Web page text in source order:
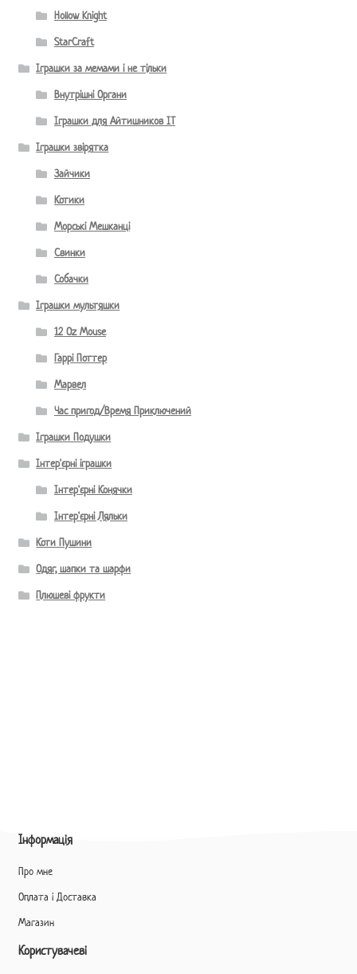
Hollow Knight
StarCraft
Іграшки за мемами і не тільки
Внутрішні Органи
Іграшки для Айтишников IT
Іграшки звірятка
Зайчики
Котики
Морські Мешканці
Свинки
Собачки
Іграшки мультяшки
12 Oz Mouse
Гаррі Поттер
Марвел
Час пригод/Время Приключений
Іграшки Подушки
Інтер'єрні іграшки
Інтер'єрні Конячки
Інтер'єрні Ляльки
Коти Пушини
Одяг, шапки та шарфи
Плюшеві фрукти
Інформація
Про мне
Оплата і Доставка
Магазин
Користувачеві